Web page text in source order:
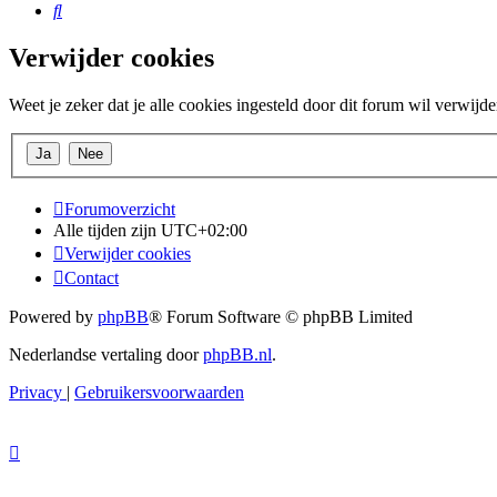
Zoek
Verwijder cookies
Weet je zeker dat je alle cookies ingesteld door dit forum wil
Forumoverzicht
Alle tijden zijn UTC+02:00
Verwijder cookies
Contact
Powered by phpBB® Forum Software © phpBB Limited
Nederlandse vertaling doorphpBB.nl.
Privacy | Gebruikersvoorwaarden